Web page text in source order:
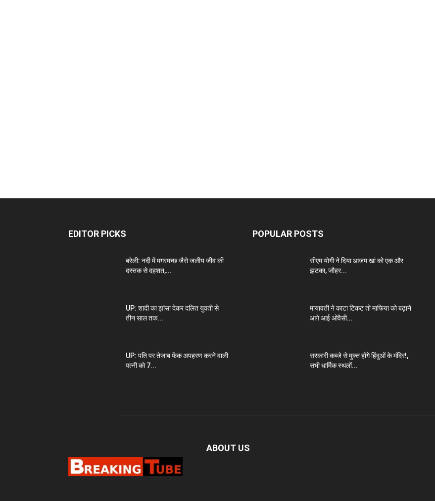
EDITOR PICKS
बरेली: नदी में मगरमच्छ जैसे जलीय जीव की
दस्तक से दहशत,...
UP: शादी का झांसा देकर दलित युवती से
तीन साल तक...
UP: पति पर तेजाब फेंक अपहरण करने वाली
पत्नी को 7...
POPULAR POSTS
सीएम योगी ने दिया आजम खां को एक और
झटका, जौहर...
मायावती ने काटा टिकट तो माफिया को बढ़ाने
आगे आई ओवैसी...
सरकारी कब्जे से मुक्त होंगे हिंदुओं के मंदिर!,
सभी धार्मिक स्थलों...
ABOUT US